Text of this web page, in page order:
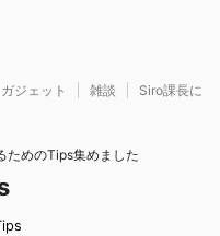
ガジェット 雑談
Siro課長に
ためのTips集めました